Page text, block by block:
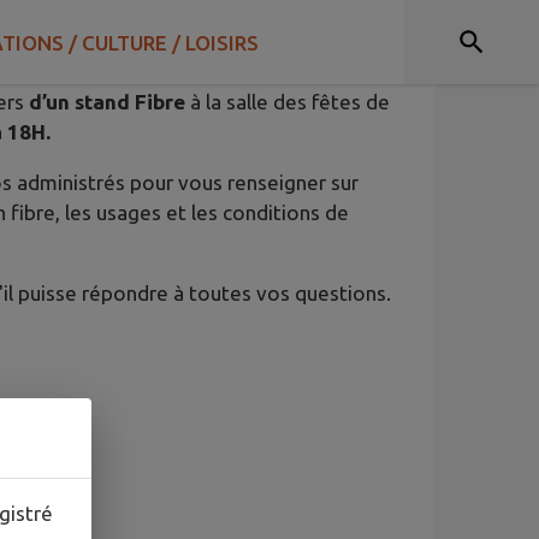
/ CULTURE / LOISIRS
d’un stand Fibre à la salle des fêtes de
18H.
administrés pour vous renseigner sur
fibre, les usages et les conditions de
puisse répondre à toutes vos questions.